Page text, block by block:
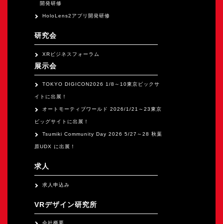
開発研修
HoloLens2アプリ開発研修
研究会
XRビジネスフォーラム
展示会
TOKYO DIGICON2026 1/8～10東京ビックサ
イトに出展！
オートモーティブワールド 2026/1/21～23東京
ビッグサイトに出展！
Tsumiki Community Day 2026 5/27～28 秋葉
原UDX に出展！
求人
求人申込み
VRデザイン研究所